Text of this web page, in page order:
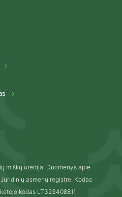
miškų urėdija. Duomenys apie
asmenų registre. Kodas
kodas LT323408811